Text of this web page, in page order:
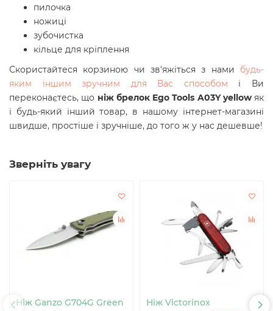
пилочка
ножиці
зубочистка
кільце для кріплення
Скористайтеся корзиною чи зв'яжіться з нами будь-
яким іншим зручним для Вас способом і Ви
переконаєтесь, що ніж брелок Ego Tools A03Y yellow як
і будь-який інший товар, в нашому інтернет-магазині
швидше, простіше і зручніше, до того ж у нас дешевше!
Зверніть увагу
Ніж Ganzo G704G Green
Ніж Victorinox